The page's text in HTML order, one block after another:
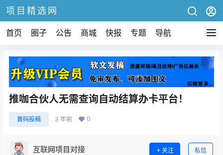
项目精选网
首页 圈子 公告 商城 快报 专题 导航
推咖合伙人无需查询自动结算办卡平台！
首码投稿 3 年前 0
互联网项目对接 关注 私信